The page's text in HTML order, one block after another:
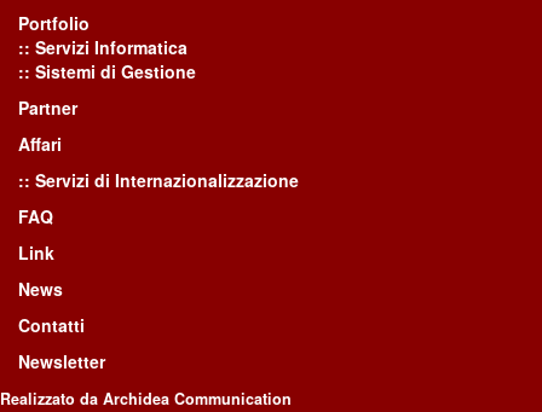
Portfolio
:: Servizi Informatica
:: Sistemi di Gestione
Partner
Affari
:: Servizi di Internazionalizzazione
FAQ
Link
News
Contatti
Newsletter
Realizzato da Archidea Communication